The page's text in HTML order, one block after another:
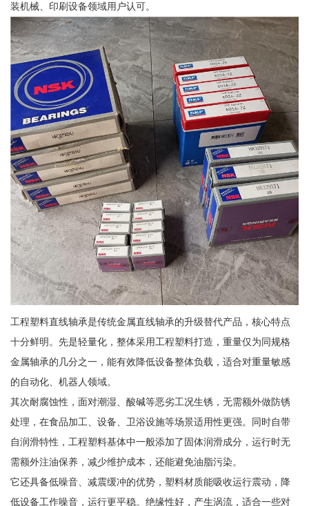
装机械、印刷设备领域用户认可。
工程塑料直线轴承是传统金属直线轴承的升级替代产品，核心特点
十分鲜明。先是轻量化，整体采用工程塑料打造，重量仅为同规格
金属轴承的几分之一，能有效降低设备整体负载，适合对重量敏感
的自动化、机器人领域。
其次耐腐蚀性，面对潮湿、酸碱等恶劣工况生锈，无需额外做防锈
处理，在食品加工、设备、卫浴设施等场景适用性更强。同时自带
自润滑特性，工程塑料基体中一般添加了固体润滑成分，运行时无
需额外注油保养，减少维护成本，还能避免油脂污染。
它还具备低噪音、减震缓冲的优势，塑料材质能吸收运行震动，降
低设备工作噪音，运行更平稳。绝缘性好，产生涡流，适合一些对